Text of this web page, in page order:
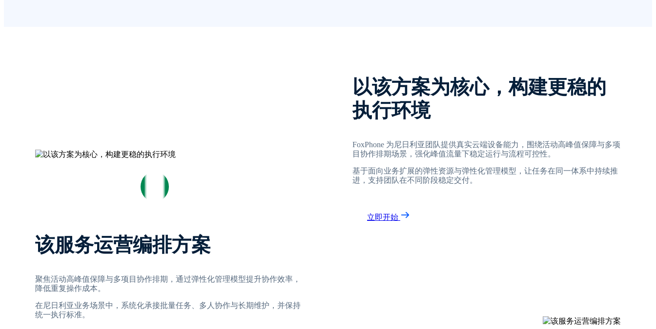
以该方案为核心，构建更稳的
执行环境
FoxPhone 为尼日利亚团队提供真实云端设备能力，围绕活动高峰值保障与多项
目协作排期场景，强化峰值流量下稳定运行与流程可控性。
基于面向业务扩展的弹性资源与弹性化管理模型，让任务在同一体系中持续推
进，支持团队在不同阶段稳定交付。
立即开始
该服务运营编排方案
聚焦活动高峰值保障与多项目协作排期，通过弹性化管理模型提升协作效率，
降低重复操作成本。
在尼日利亚业务场景中，系统化承接批量任务、多人协作与长期维护，并保持
统一执行标准。